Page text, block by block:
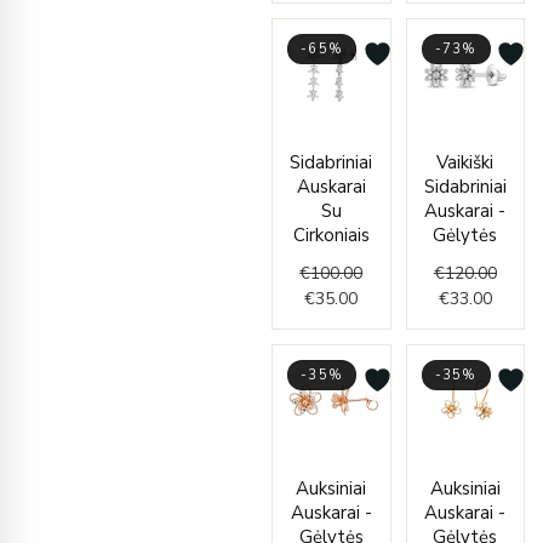
-65%
Sidabriniai
Auskarai
Su
Cirkoniais
€100.00
price
was:
€100.00.
€35.00
price
is:
€35.00.
-73%
Vaikiški
Sidabriniai
Auskarai -
Gėlytės
€120.00
was:
€33.00
price
is:
-35%
Auksiniai
Auskarai -
Gėlytės
price
price
-35%
Auksiniai
Auskarai -
Gėlytės
price
price